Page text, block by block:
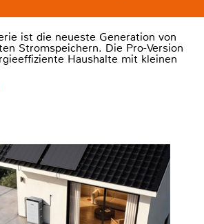
ist die neueste Generation von
Stromspeichern. Die Pro-Version
Haushalte mit kleinen